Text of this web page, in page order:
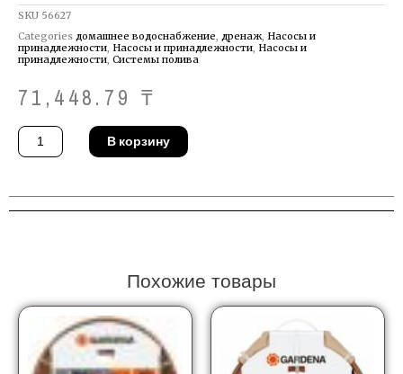
SKU 56627
Categories домашнее водоснабжение, дренаж, Насосы и
принадлежности, Насосы и принадлежности, Насосы и
принадлежности, Системы полива
71,448.79 ₸
Количество
товара
Насос
В корзину
Похожие товары